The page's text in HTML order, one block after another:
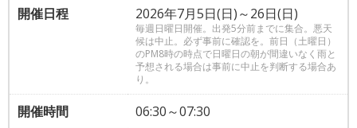
開催日程
2026年7月5日(日)～26日(日)
毎週日曜日開催。出発5分前までに集合。悪天
候は中止。必ず事前に確認を。前日（土曜日）
のPM8時の時点で日曜日の朝が間違いなく雨と
予想される場合は事前に中止を判断する場合あ
り。
開催時間
06:30～07:30